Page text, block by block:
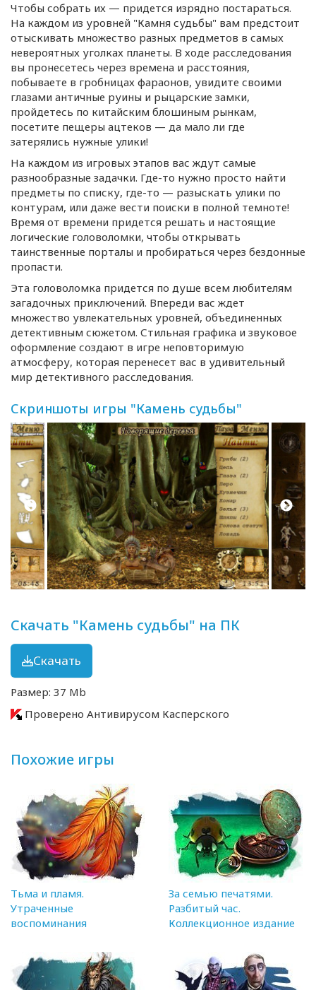
Чтобы собрать их — придется изрядно постараться.
На каждом из уровней "Камня судьбы" вам предстоит
отыскивать множество разных предметов в самых
невероятных уголках планеты. В ходе расследования
вы пронесетесь через времена и расстояния,
побываете в гробницах фараонов, увидите своими
глазами античные руины и рыцарские замки,
пройдетесь по китайским блошиным рынкам,
посетите пещеры ацтеков — да мало ли где
затерялись нужные улики!
На каждом из игровых этапов вас ждут самые
разнообразные задачки. Где-то нужно просто найти
предметы по списку, где-то — разыскать улики по
контурам, или даже вести поиски в полной темноте!
Время от времени придется решать и настоящие
логические головоломки, чтобы открывать
таинственные порталы и пробираться через бездонные
пропасти.
Эта головоломка придется по душе всем любителям
загадочных приключений. Впереди вас ждет
множество увлекательных уровней, объединенных
детективным сюжетом. Стильная графика и звуковое
оформление создают в игре неповторимую
атмосферу, которая перенесет вас в удивительный
мир детективного расследования.
Скриншоты игры "Камень судьбы"
Скачать "Камень судьбы" на ПК
Скачать
Размер: 37 Mb
Проверено Антивирусом Касперского
Похожие игры
Тьма и пламя.
Утраченные
воспоминания
За семью печатями.
Разбитый час.
Коллекционное издание